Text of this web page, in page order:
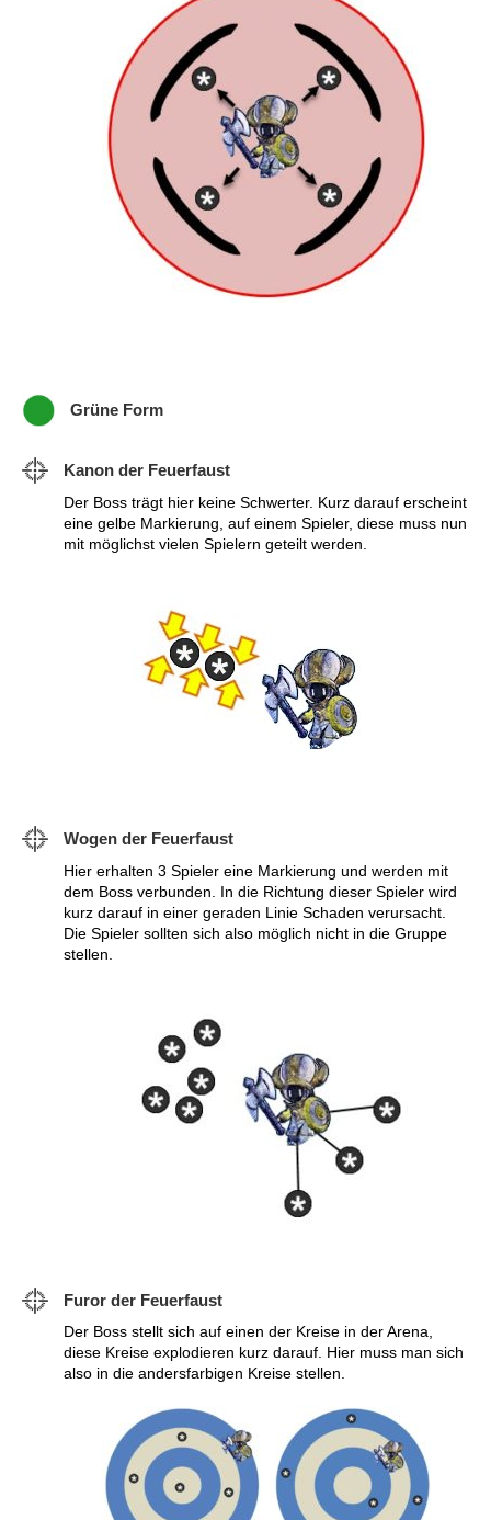
Grüne Form
Kanon der Feuerfaust
Der Boss trägt hier keine Schwerter. Kurz darauf erscheint
eine gelbe Markierung, auf einem Spieler, diese muss nun
mit möglichst vielen Spielern geteilt werden.
Wogen der Feuerfaust
Hier erhalten 3 Spieler eine Markierung und werden mit
dem Boss verbunden. In die Richtung dieser Spieler wird
kurz darauf in einer geraden Linie Schaden verursacht.
Die Spieler sollten sich also möglich nicht in die Gruppe
stellen.
Furor der Feuerfaust
Der Boss stellt sich auf einen der Kreise in der Arena,
diese Kreise explodieren kurz darauf. Hier muss man sich
also in die andersfarbigen Kreise stellen.